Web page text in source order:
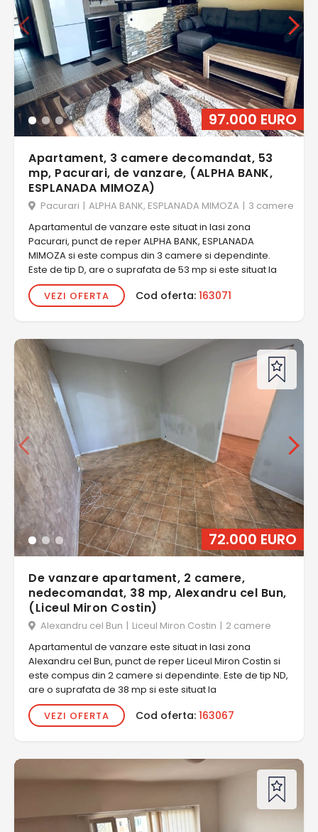
97.000 EURO
Apartament, 3 camere decomandat, 53
mp, Pacurari, de vanzare, (ALPHA BANK,
ESPLANADA MIMOZA)
Pacurari | ALPHA BANK, ESPLANADA MIMOZA | 3 camere
Apartamentul de vanzare este situat in Iasi zona
Pacurari, punct de reper ALPHA BANK, ESPLANADA
MIMOZA si este compus din 3 camere si dependinte.
Este de tip D, are o suprafata de 53 mp si este situat la
VEZI OFERTA
Cod oferta: 163071
72.000 EURO
De vanzare apartament, 2 camere,
nedecomandat, 38 mp, Alexandru cel Bun,
(Liceul Miron Costin)
Alexandru cel Bun | Liceul Miron Costin | 2 camere
Apartamentul de vanzare este situat in Iasi zona
Alexandru cel Bun, punct de reper Liceul Miron Costin si
este compus din 2 camere si dependinte. Este de tip ND,
are o suprafata de 38 mp si este situat la
VEZI OFERTA
Cod oferta: 163067